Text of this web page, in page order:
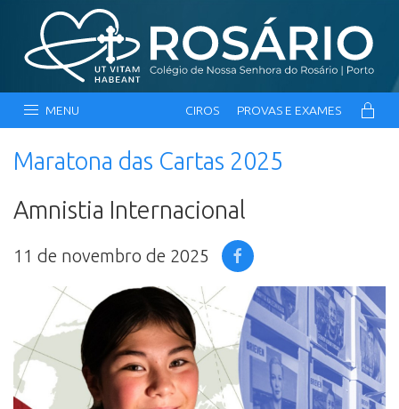
MENU CIROS PROVAS E EXAMES
Maratona das Cartas 2025
Amnistia Internacional
11 de novembro de 2025